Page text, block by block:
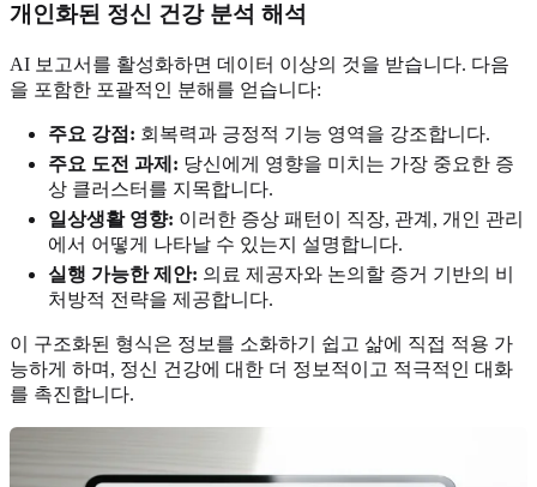
개인화된 정신 건강 분석 해석
AI 보고서를 활성화하면 데이터 이상의 것을 받습니다. 다음
을 포함한 포괄적인 분해를 얻습니다:
주요 강점: 회복력과 긍정적 기능 영역을 강조합니다.
주요 도전 과제: 당신에게 영향을 미치는 가장 중요한 증
상 클러스터를 지목합니다.
일상생활 영향: 이러한 증상 패턴이 직장, 관계, 개인 관리
에서 어떻게 나타날 수 있는지 설명합니다.
실행 가능한 제안: 의료 제공자와 논의할 증거 기반의 비
처방적 전략을 제공합니다.
이 구조화된 형식은 정보를 소화하기 쉽고 삶에 직접 적용 가
능하게 하며, 정신 건강에 대한 더 정보적이고 적극적인 대화
를 촉진합니다.